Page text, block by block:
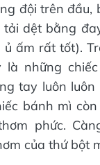
đội trên đầu,
dệt bằng
ủ ấm rất tốt).
là những
tay luôn luôn
bánh mì
phức.
của thứ bột